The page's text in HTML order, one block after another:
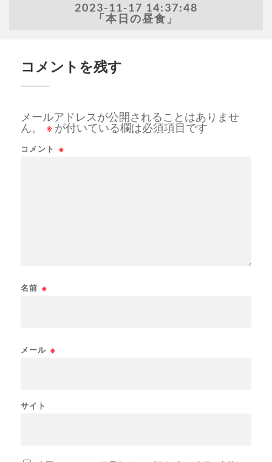
2023-11-17 14:37:48
「本日の昼食」
コメントを残す
メールアドレスが公開されることはありませ
ん。
※ が付いている欄は必須項目です
コメント ※
名前 ※
メール ※
サイト